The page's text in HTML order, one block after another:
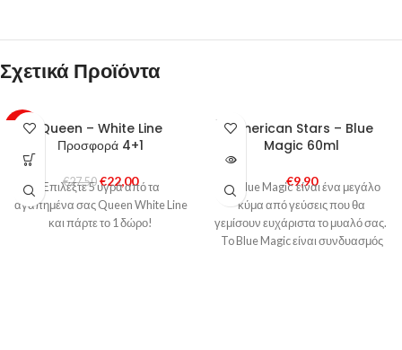
Σχετικά Προϊόντα
-20%
Queen – White Line
Προσφορά 4+1
€27,50 €22,00
Επιλέξτε 5 υγρά από τα
αγαπημένα σας Queen White Line
και πάρτε το 1 δώρο!
SOLD
OUTAmerican Stars – Blue
Magic 60ml
€9,90
Το Blue Magic είναι ένα μεγάλο
κύμα από γεύσεις που θα
γεμίσουν ευχάριστα το μυαλό σας.
To Blue Magic είναι συνδυασμός